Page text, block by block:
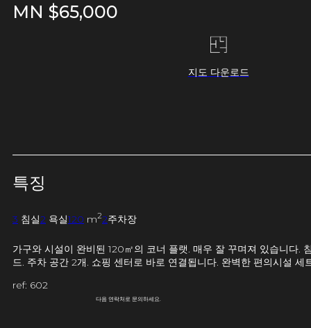
MN $65,000
지도 다운로드
특징
3 침실2 욕실120 m22주차장
가구와 시설이 완비된 120㎡의 코너 플랫. 매우 잘 꾸며져 있습니다.
드. 주차 공간 2개. 쇼핑 센터로 바로 연결됩니다. 완벽한 편의시설
ref: 602
다음 연락처로 문의하세요.